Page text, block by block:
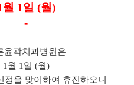
월 1일 (월)
-
윤곽치과병원은
1월 1일 (월)
정을 맞이하여 휴진하오니